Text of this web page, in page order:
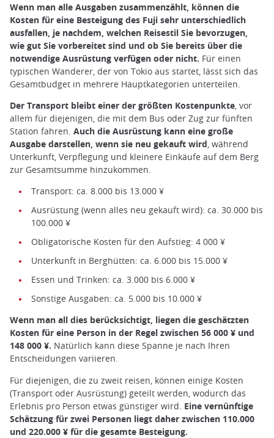
Wenn man alle Ausgaben zusammenzählt, können die
Kosten für eine Besteigung des Fuji sehr unterschiedlich
ausfallen, je nachdem, welchen Reisestil Sie bevorzugen,
wie gut Sie vorbereitet sind und ob Sie bereits über die
notwendige Ausrüstung verfügen oder nicht. Für einen
typischen Wanderer, der von Tokio aus startet, lässt sich das
Gesamtbudget in mehrere Hauptkategorien unterteilen.
Der Transport bleibt einer der größten Kostenpunkte, vor
allem für diejenigen, die mit dem Bus oder Zug zur fünften
Station fahren. Auch die Ausrüstung kann eine große
Ausgabe darstellen, wenn sie neu gekauft wird, während
Unterkunft, Verpflegung und kleinere Einkäufe auf dem Berg
zur Gesamtsumme hinzukommen.
Transport: ca. 8.000 bis 13.000 ¥
Ausrüstung (wenn alles neu gekauft wird): ca. 30.000 bis
100.000 ¥
Obligatorische Kosten für den Aufstieg: 4 000 ¥
Unterkunft in Berghütten: ca. 6.000 bis 15.000 ¥
Essen und Trinken: ca. 3.000 bis 6.000 ¥
Sonstige Ausgaben: ca. 5.000 bis 10.000 ¥
Wenn man all dies berücksichtigt, liegen die geschätzten
Kosten für eine Person in der Regel zwischen 56 000 ¥ und
148 000 ¥. Natürlich kann diese Spanne je nach Ihren
Entscheidungen variieren.
Für diejenigen, die zu zweit reisen, können einige Kosten
(Transport oder Ausrüstung) geteilt werden, wodurch das
Erlebnis pro Person etwas günstiger wird. Eine vernünftige
Schätzung für zwei Personen liegt daher zwischen 110.000
und 220.000 ¥ für die gesamte Besteigung.